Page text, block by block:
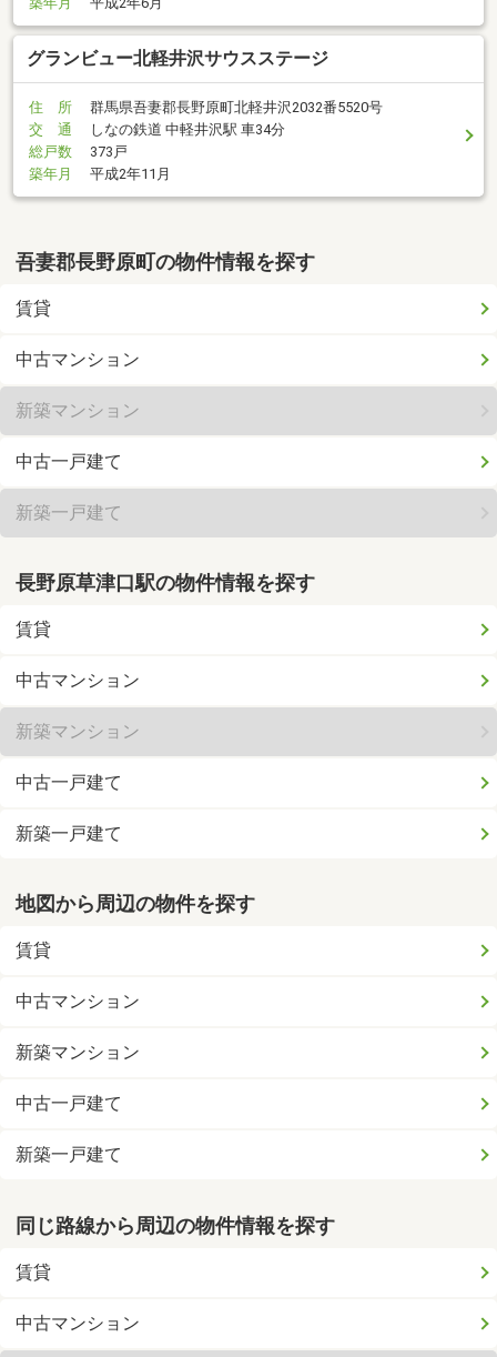
グランビュー北軽井沢サウスステージ
住 所
群馬県吾妻郡長野原町北軽井沢2032番5520号
交 通
しなの鉄道 中軽井沢駅 車34分
総戸数
373戸
築年月
平成2年11月
吾妻郡長野原町の物件情報を探す
賃貸
中古マンション
新築マンション
中古一戸建て
新築一戸建て
長野原草津口駅の物件情報を探す
賃貸
中古マンション
新築マンション
中古一戸建て
新築一戸建て
地図から周辺の物件を探す
賃貸
中古マンション
新築マンション
中古一戸建て
新築一戸建て
同じ路線から周辺の物件情報を探す
賃貸
中古マンション